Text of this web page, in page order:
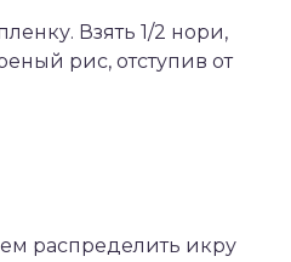
Взять 1/2 нори,
рис, отступив от
распределить икру